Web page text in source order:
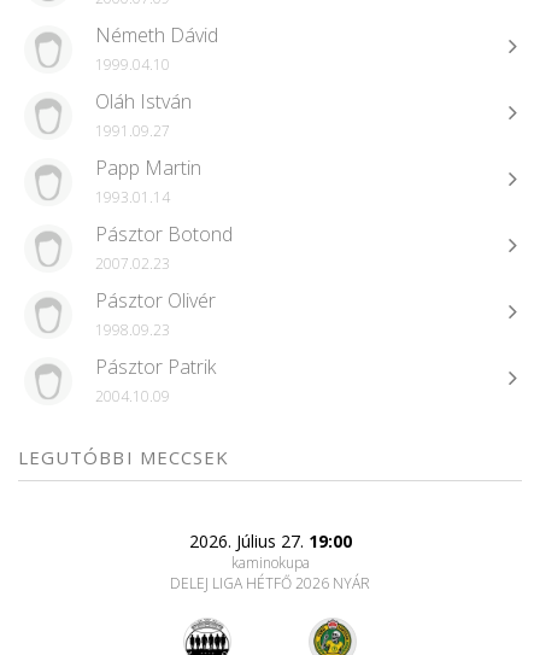
Németh Dávid
1999.04.10
Oláh István
1991.09.27
Papp Martin
1993.01.14
Pásztor Botond
2007.02.23
Pásztor Olivér
1998.09.23
Pásztor Patrik
2004.10.09
LEGUTÓBBI MECCSEK
2026. Július 27. 19:00
kaminokupa
DELEJ LIGA HÉTFŐ 2026 NYÁR